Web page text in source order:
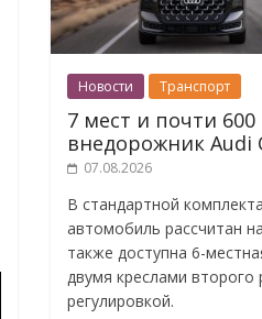
Новости Транспорт
7 мест и почти
внедорожник Audi
07.08.2026
В стандартной
автомобиль рассчитан
также доступна 6-
двумя креслами второго
регулировкой.